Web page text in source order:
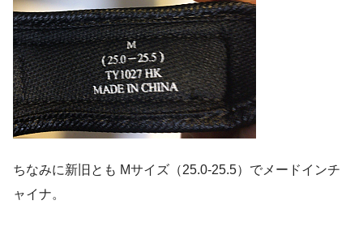
ちなみに新旧とも Mサイズ（25.0-25.5）でメードインチ
ャイナ。